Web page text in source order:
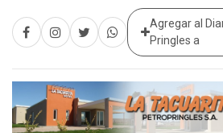
Agregar al
Pringles a